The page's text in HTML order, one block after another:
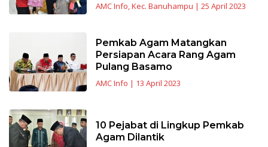
AMC Info,Kec. Banuhampu | 25 April 2023
Pemkab Agam Matangkan
Persiapan Acara Rang Agam
Pulang Basamo
AMC Info | 13 April 2023
10 Pejabat di Lingkup Pemkab
Agam Dilantik